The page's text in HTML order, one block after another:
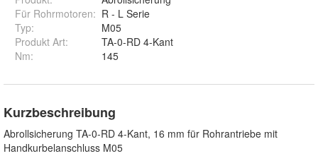
Für Rohrmotoren: R - L Serie
Typ:
M05
Produkt Art:
TA-0-RD 4-Kant
Nm: 145
Kurzbeschreibung
Abrollsicherung TA-0-RD 4-Kant, 16 mm für Rohrantriebe mit
Handkurbelanschluss M05